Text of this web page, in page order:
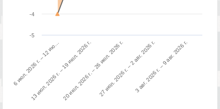
6 июл. 2026 г. – 12 ию…
13 июл. 2026 г. – 19 июл. 2026 г.20 июл. 2026 г. – 26 июл. 2026 г.27 июл. 2026 г. – 2 авг. 2026 г.3 авг. 2026 г. – 9 авг. 2026 г.
-5
-4